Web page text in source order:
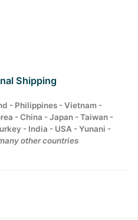
Shipping
- Philippines - Vietnam -
- China - Japan - Taiwan -
- India - USA - Yunani -
other countries